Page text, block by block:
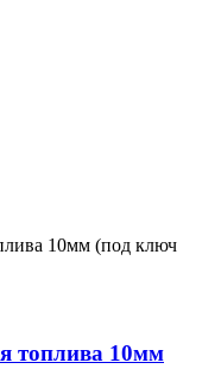
топлива 10мм